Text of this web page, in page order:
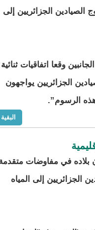
الجزائريين إلى
وقعا اتفاقيات ثنائية
الجزائريين يواجهون
الرسوم”.
البقية
بلاده في مفاوضات
إلى المياه